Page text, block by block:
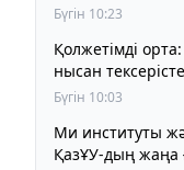
Бүгін 10:23
Қолжетімді
нысан
Бүгін 10:03
Ми институты
ҚазҰУ-дың